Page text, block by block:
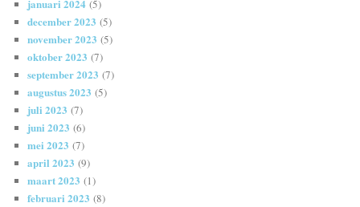
januari 2024 (5)
december 2023 (5)
november 2023 (5)
oktober 2023 (7)
september 2023 (7)
augustus 2023 (5)
juli 2023 (7)
juni 2023 (6)
mei 2023 (7)
april 2023 (9)
maart 2023 (1)
februari 2023 (8)